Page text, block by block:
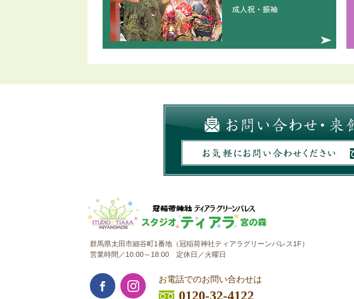
群馬県太田市細谷町1番地（冠稲荷神社ティアラグリーンパレス1F）
営業時間／10:00～18:00 定休日／火曜日
お電話でのお問い合わせは
0120-32-4122